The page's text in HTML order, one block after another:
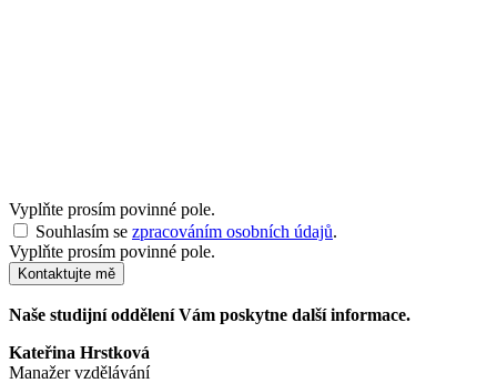
Vyplňte prosím povinné pole.
Souhlasím se zpracováním osobních údajů.
Vyplňte prosím povinné pole.
Kontaktujte mě
Naše studijní oddělení Vám poskytne další informace.
Kateřina Hrstková
Manažer vzdělávání